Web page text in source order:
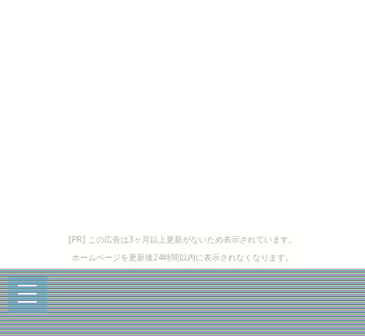
[PR] この広告は3ヶ月以上更新がないため表示されています。
ホームページを更新後24時間以内に表示されなくなります。